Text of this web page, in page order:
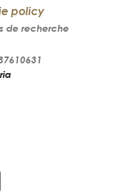
policy
de recherche